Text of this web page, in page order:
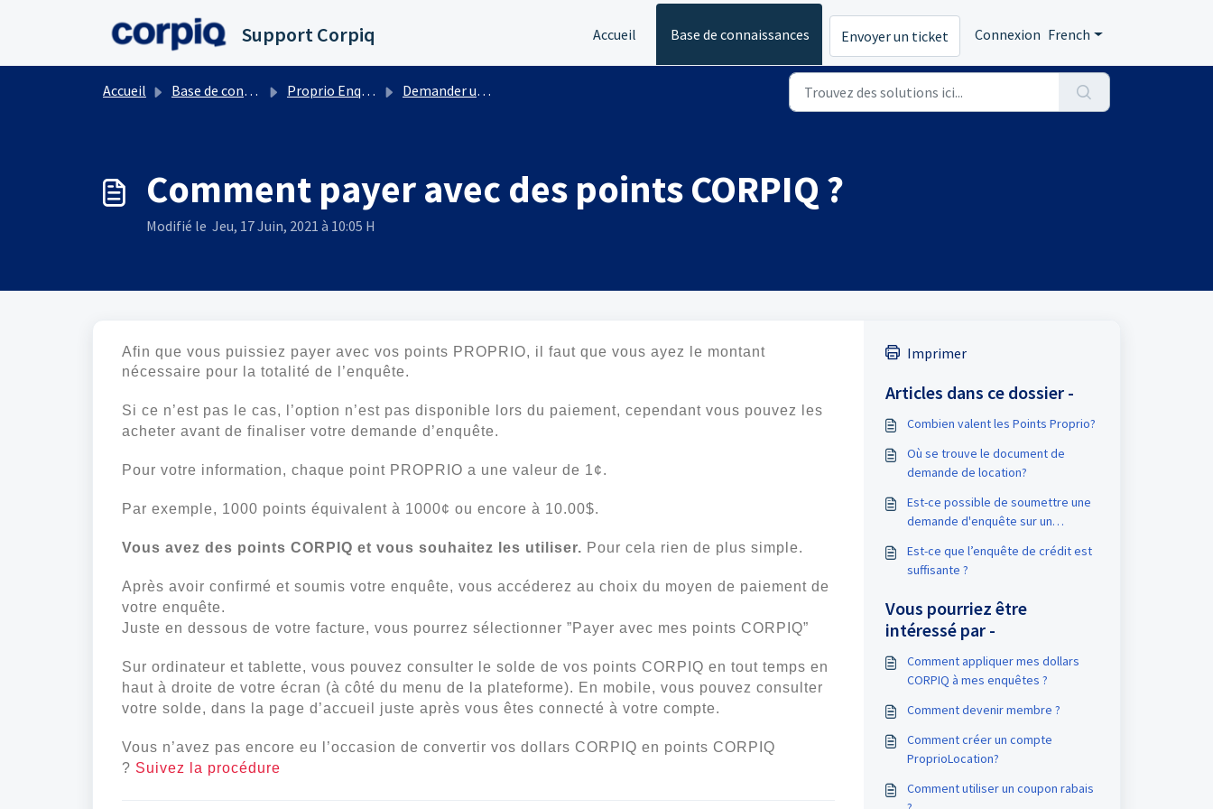
Support Corpiq Accueil Base de connaissances Envoyer un ticket Connexion French
Accueil Base de connaissances Proprio Enquête Demander une enquête de crédit
Comment payer avec des points CORPIQ ?
Modifié le Jeu, 17 Juin, 2021 à 10:05 H
Afin que vous puissiez payer avec vos points PROPRIO, il faut que vous ayez le montant
nécessaire pour la totalité de l’enquête.
Si ce n’est pas le cas, l’option n’est pas disponible lors du paiement, cependant vous pouvez les
acheter avant de finaliser votre demande d’enquête.
Pour votre information, chaque point PROPRIO a une valeur de 1¢.
Par exemple, 1000 points équivalent à 1000¢ ou encore à 10.00$.
Vous avez des points CORPIQ et vous souhaitez les utiliser. Pour cela rien de plus simple.
Après avoir confirmé et soumis votre enquête, vous accéderez au choix du moyen de paiement de
votre enquête.
Juste en dessous de votre facture, vous pourrez sélectionner ”Payer avec mes points CORPIQ”
Sur ordinateur et tablette, vous pouvez consulter le solde de vos points CORPIQ en tout temps en
haut à droite de votre écran (à côté du menu de la plateforme). En mobile, vous pouvez consulter
votre solde, dans la page d’accueil juste après vous êtes connecté à votre compte.
Vous n’avez pas encore eu l’occasion de convertir vos dollars CORPIQ en points CORPIQ
? Suivez la procédure
Imprimer
Articles dans ce dossier -
Combien valent les Points Proprio?
Où se trouve le document de
demande de location?
Est-ce possible de soumettre une
demande d'enquête sur un
Québec?
Est-ce que l’enquête de crédit est
suffisante ?
Vous pourriez être
intéressé par -
Comment appliquer mes dollars
CORPIQ à mes enquêtes ?
Comment devenir membre ?
Comment créer un compte
ProprioLocation?
Comment utiliser un coupon rabais